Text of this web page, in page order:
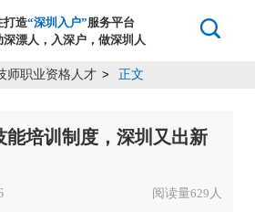
打造“深圳入户”服务平台
深漂人，入深户，做深圳人
师职业资格人才 > 正文
能培训制度，深圳又出新
阅读量629 人